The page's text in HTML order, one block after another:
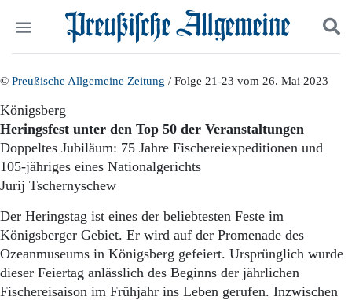
Politik
Panorama
Gesellschaft
Leben
Pommern
Berlin-Brandenburg
Schlesien
Danzig und Westpreußen
Bücher
Suchen und finden
© Preußische Allgemeine Zeitung / Folge 21-23 vom 26. Mai 2023
Königsberg
Heringsfest unter den Top 50 der Veranstaltungen
Doppeltes Jubiläum: 75 Jahre Fischereiexpeditionen und
105-jähriges eines Nationalgerichts
Jurij Tschernyschew
Der Heringstag ist eines der beliebtesten Feste im
Königsberger Gebiet. Er wird auf der Promenade des
Ozeanmuseums in Königsberg gefeiert. Ursprünglich wurde
dieser Feiertag anlässlich des Beginns der jährlichen
Fischereisaison im Frühjahr ins Leben gerufen. Inzwischen